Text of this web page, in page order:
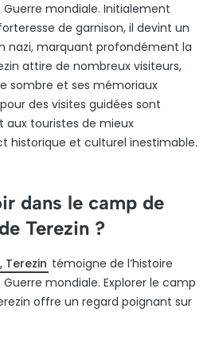
mondiale. Initialement
de garnison, il devint un
nazi, marquant profondément la
attire de nombreux visiteurs,
sombre et ses mémoriaux
des visites guidées sont
aux touristes de mieux
historique et culturel inestimable.
dans le camp de
Terezin ?
Terezin témoigne de l’histoire
mondiale. Explorer le camp
offre un regard poignant sur